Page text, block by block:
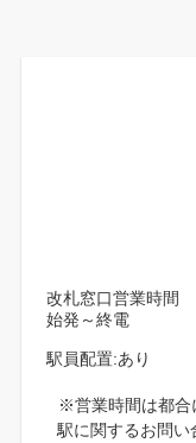
改札窓口営業時間
始発～終電
駅員配置:あり
※営業時間は都合
駅に関するお問い